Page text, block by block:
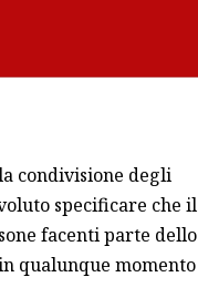
condivisione degli
specificare che il
facenti parte dello
qualunque momento